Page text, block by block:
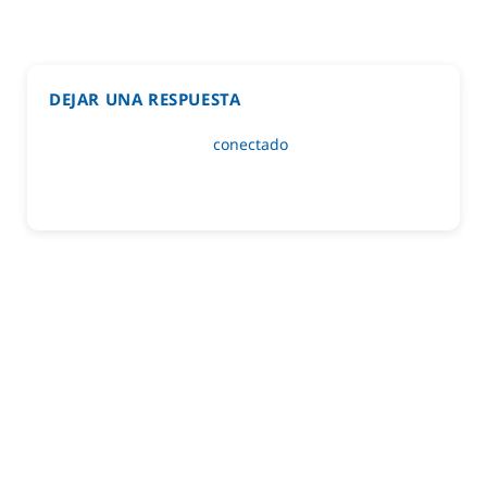
DEJAR UNA RESPUESTA
conectado